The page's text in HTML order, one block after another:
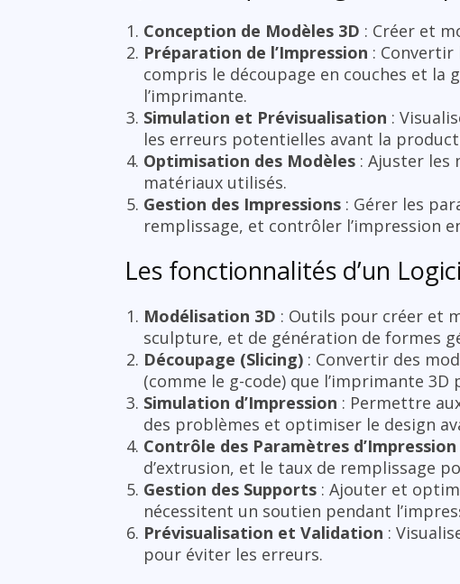
Conception de Modèles 3D : Créer et
Préparation de l’Impression : Convertir
compris le découpage en couches et la
l’imprimante.
Simulation et Prévisualisation :
les erreurs potentielles avant la
Optimisation des Modèles : Ajuster les
matériaux utilisés.
Gestion des Impressions : Gérer les
remplissage, et contrôler l’impression
Les fonctionnalités d’un
Modélisation 3D : Outils pour créer et
sculpture, et de génération de formes
Découpage (Slicing) : Convertir des
(comme le g-code) que l’imprimante 3D
Simulation d’Impression : Permettre
des problèmes et optimiser le design
Contrôle des Paramètres d’Impression
d’extrusion, et le taux de remplissage
Gestion des Supports : Ajouter et
nécessitent un soutien pendant
Prévisualisation et Validation :
pour éviter les erreurs.